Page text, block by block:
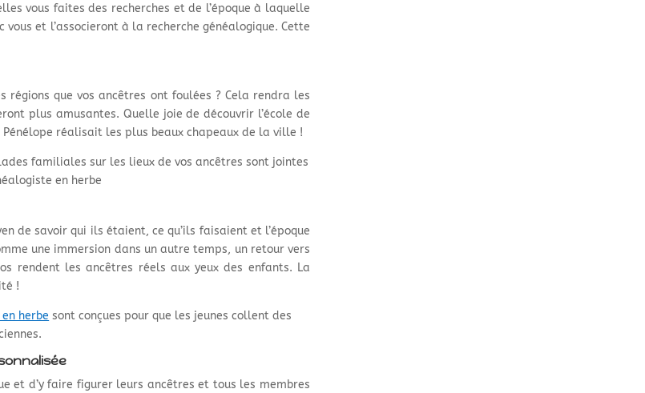
vous faites des recherches et de l’époque à laquelle
et l’associeront à la recherche généalogique. Cette
régions que vos ancêtres ont foulées ? Cela rendra les
plus amusantes. Quelle joie de découvrir l’école de
réalisait les plus beaux chapeaux de la ville !
familiales sur les lieux de vos ancêtres sont jointes
en herbe
de savoir qui ils étaient, ce qu’ils faisaient et l’époque
une immersion dans un autre temps, un retour vers
rendent les ancêtres réels aux yeux des enfants. La
!
herbe sont conçues pour que les jeunes collent des
et d’y faire figurer leurs ancêtres et tous les membres